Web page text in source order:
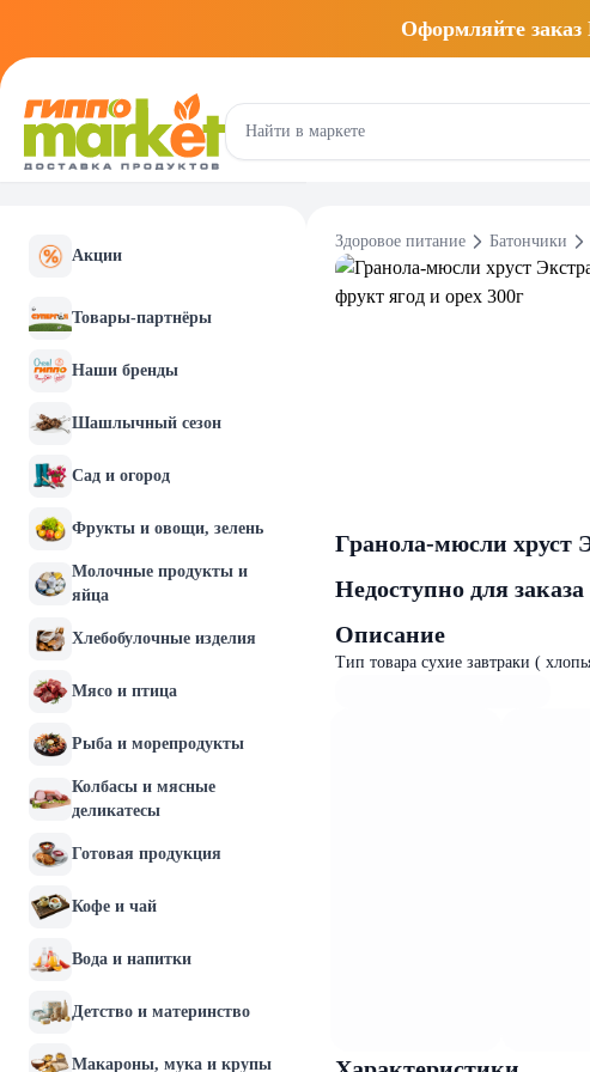
Оформляйте
Акции
Товары-партнёры
Наши бренды
Шашлычный сезон
Сад и огород
Фрукты и овощи, зелень
Молочные продукты и
яйца
Хлебобулочные изделия
Мясо и птица
Рыба и морепродукты
Колбасы и мясные
деликатесы
Готовая продукция
Кофе и чай
Вода и напитки
Детство и материнство
Макароны, мука и крупы
Здоровое питание Батончики
Гранола-мюсли хруст
Недоступно для заказа
Описание
Тип товара сухие завтраки (